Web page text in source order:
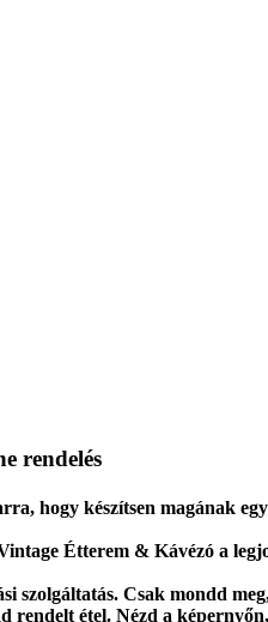
rendelés
hogy készítsen magának
Étterem & Kávézó a
Csak mondd
étel. Nézd a